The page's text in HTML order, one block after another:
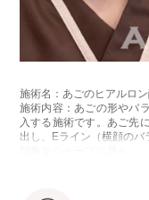
施術名：あごのヒアルロ
施術内容：あごの形やバ
入する施術です。あご先
出し、Eライン（横顔の
印象をシャープに見せた